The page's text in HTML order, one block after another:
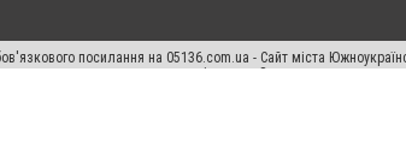
посилання на 05136.com.ua - Сайт міста
виняткових прав переслідується Законом.